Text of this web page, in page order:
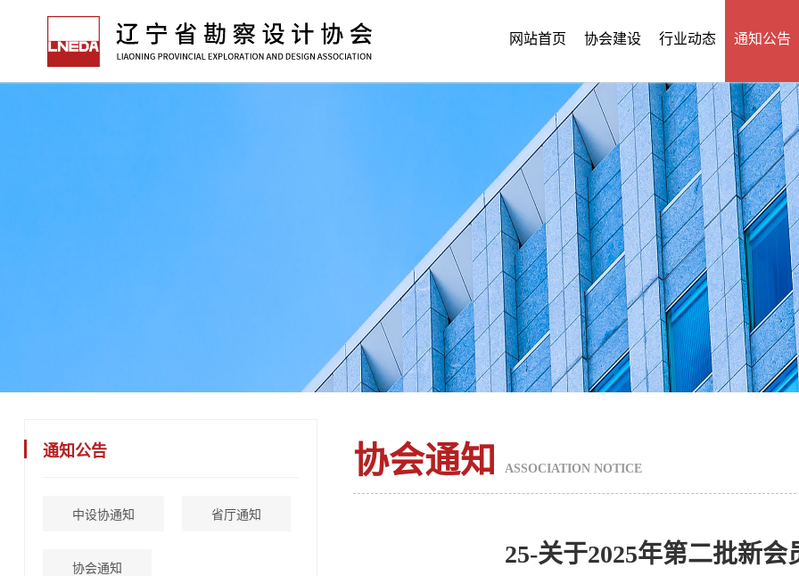
网站首页 协会建设 行业动态 通知公告
通知公告
中设协通知 省厅通知
协会通知
协会通知 ASSOCIATION NOTICE
25-关于2025年第二批新